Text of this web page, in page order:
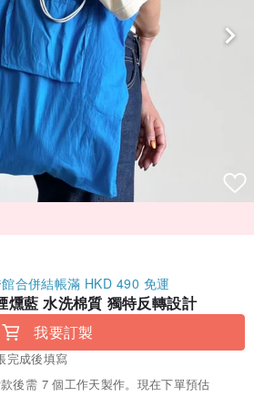
合併結帳滿 HKD 490 免運
燻藍 水洗棉質 獨特反轉設計
我要訂製
完成後填寫
後需 7 個工作天製作。現在下單預估